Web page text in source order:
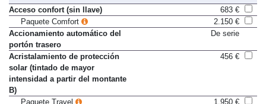
Elementos de confort
Acceso confort (sin llave)
683 €
Paquete Comfort
2.150 €
Accionamiento automático del
portón trasero
Acristalamiento de protección
solar (tintado de mayor
intensidad a partir del montante